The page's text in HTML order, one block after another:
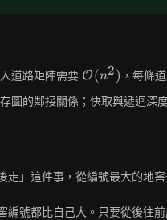
入道路矩陣需要 \mathcal{O}
O(n2) ，每條
存圖的鄰接關係；快取與遞迴深
走」這件事，從編號最大的地窖
編號都比自己大。只要從後往